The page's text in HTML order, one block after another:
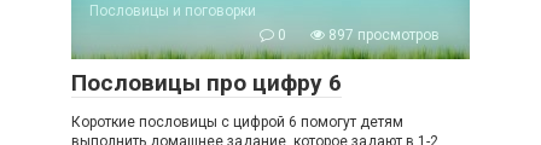
Пословицы и поговорки
0
897 просмотров
Пословицы про цифру 6
Короткие пословицы с цифрой 6 помогут детям